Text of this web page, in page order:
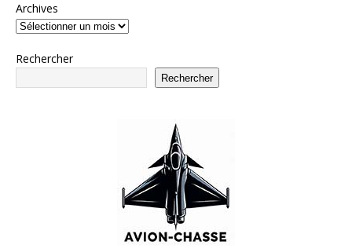
Archives
Rechercher
Rechercher